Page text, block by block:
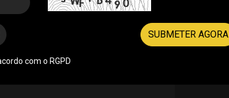
Abreu Advogados, da DLA Piper,
SUBMETER AGORA
com o RGPD